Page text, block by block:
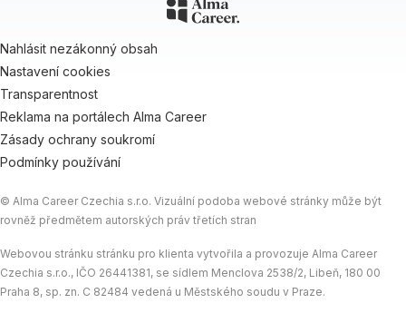
Nahlásit nezákonný obsah
Nastavení cookies
Transparentnost
Reklama na portálech Alma Career
Zásady ochrany soukromí
Podmínky používání
© Alma Career Czechia s.r.o. Vizuální podoba webové stránky může být
rovněž předmětem autorských práv třetích stran
Webovou stránku stránku pro klienta vytvořila a provozuje Alma Career
Czechia s.r.o., IČO 26441381, se sídlem Menclova 2538/2, Libeň, 180 00
Praha 8, sp. zn. C 82484 vedená u Městského soudu v Praze.